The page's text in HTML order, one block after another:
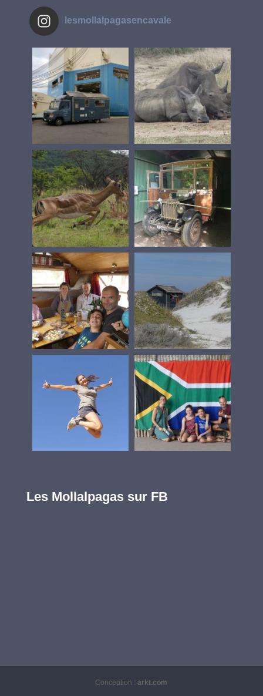
lesmollalpagasencavale
Les Mollalpagas sur FB
Conception :arkt.com